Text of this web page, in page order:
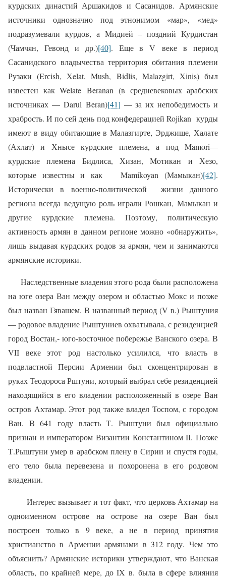
курдских династий Аршакидов и Сасанидов. Армянские
источники однозначно под этнонимом «мар», «мед»
подразумевали курдов, а Мидией – поздний Курдистан
(Чамчян, Гевонд и др.)[40]. Еще вV
веке в период
Сасанидского владычества территория обитания племени
Рузаки (Erсish,Xelat,Mush, Bidlis, Malazgirt, Xinis) был
известен как Welate Beranan (в средневековых арабских
источниках — Darul Beran)[41] — за их непобедимость и
храбрость. И по сей день под конфедерацией Rojikan курды
имеют в виду обитающие в Малазгирте, Эрджише, Халате
(Ахлат) и Хнысе курдские племена, а под Mamori—
курдские племена Бидлиса, Хизан, Мотикан и Хезо,
которые известны и какMamikoyan(Мамыкан)[42].
Исторически в военно-политической жизни данного
региона всегда ведущую роль играли Рошкан, Мамыкан и
другие курдские племена. Поэтому, политическую
активность армян в данном регионе можно «обнаружить»,
лишь выдавая курдских родов за армян, чем и занимаются
армянские историки.
Наследственные владения этого рода были расположена
на юге озера Ван между озером и областью Мокс и позже
был назван Гявашем. В названный период (V в.) Рыштуния
— родовое владение Рыштуниев охватывала, с резиденцией
город Востан,- юго-восточное побережье Ванского озера. В
VII веке этот род настолько усилился, что власть в
подвластной Персии Армении был сконцен­трирован в
руках Теодороса Рштуни, который выбрал себе резиденцией
находящийся в его владении расположенный в озере Ван
остров Ахтамар. Этот род также владел Тоспом, с городом
Ван. В 641 году власть Т. Рыштуни был официально
признан и императором Византии Константином II. Позже
Т.Рыштуни умер в арабском плену в Сирии и спустя годы,
его тело была перевезе­на и похоронена в его родовом
владении.
Интерес вызывает и тот факт, что церковь Ахтамар на
одноименном острове на острове на озере Ван был
построен только в 9 веке, а не в период принятия
христианство в Армении армянами в 312 году. Чем это
объяснить? Армянские историки утверждают, что Ванская
область, по крайней мере, до IX в. была в сфере влияния